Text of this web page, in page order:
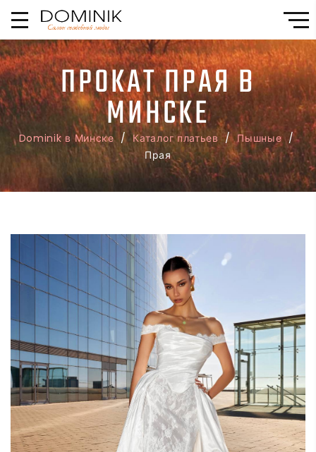
ПРОКАТ ПРАЯ В
МИНСКЕ
Dominik в Минске/Каталог платьев /Пышные /
Прая